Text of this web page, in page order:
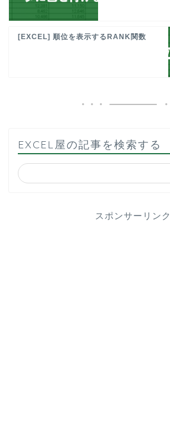
[EXCEL] 順位を表示するRANK関数
EXCEL屋の記事を検索する
スポンサーリンク